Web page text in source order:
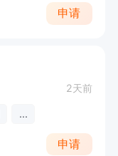
申请
2天前
...
申请